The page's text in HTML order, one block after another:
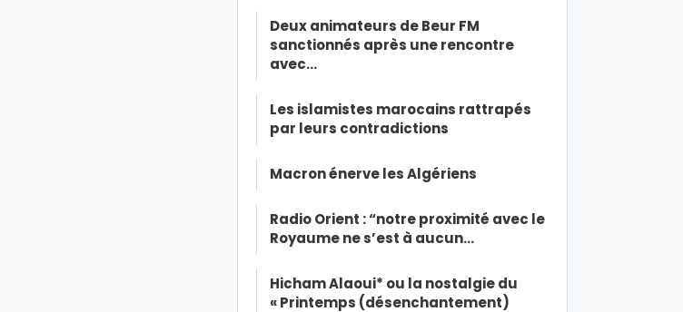
Deux animateurs de Beur FM
sanctionnés après une rencontre
avec…
Les islamistes marocains rattrapés
par leurs contradictions
Macron énerve les Algériens
Radio Orient : “notre proximité avec le
Royaume ne s’est à aucun…
Hicham Alaoui* ou la nostalgie du
« Printemps (désenchantement)